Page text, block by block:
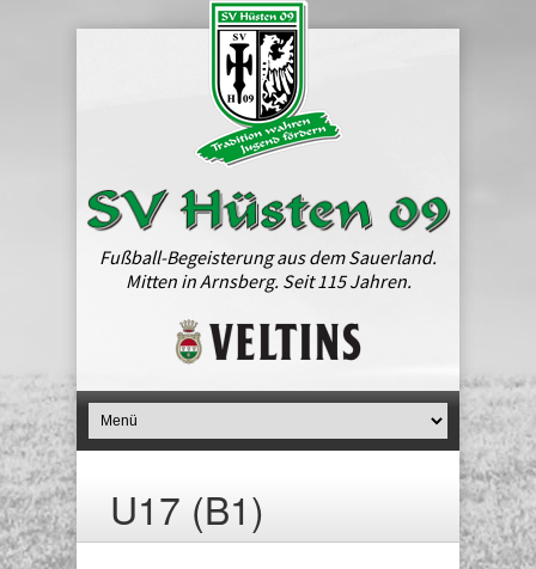
Fußball-Begeisterung aus dem Sauerland.
Mitten in Arnsberg. Seit 115 Jahren.
U17 (B1)